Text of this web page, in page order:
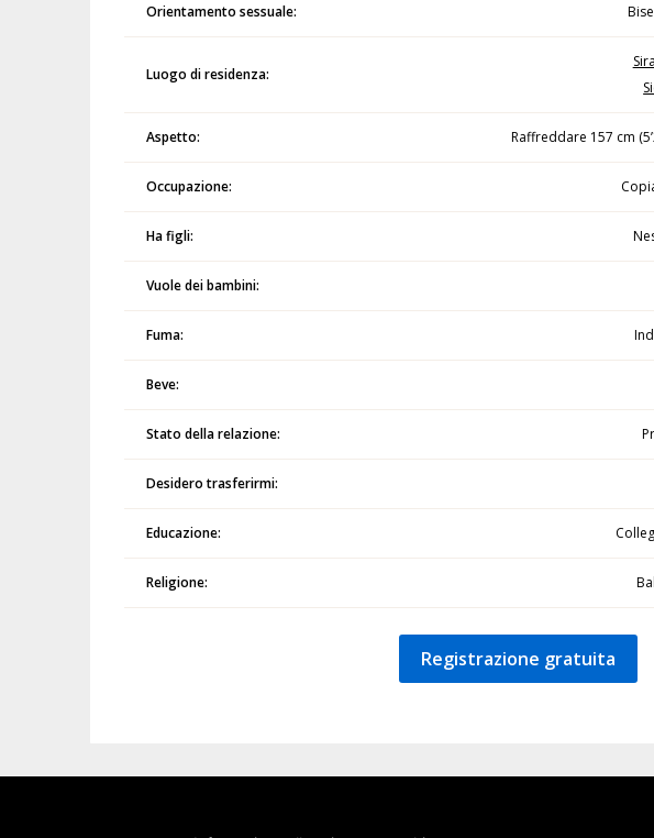
Orientamento sessuale:
Luogo di residenza:
Aspetto: Raffreddare 157 cm
Occupazione:
Ha figli:
Vuole dei bambini:
Fuma:
Beve:
Stato della relazione:
Desidero trasferirmi:
Educazione:
Religione:
Registrazione gratuita